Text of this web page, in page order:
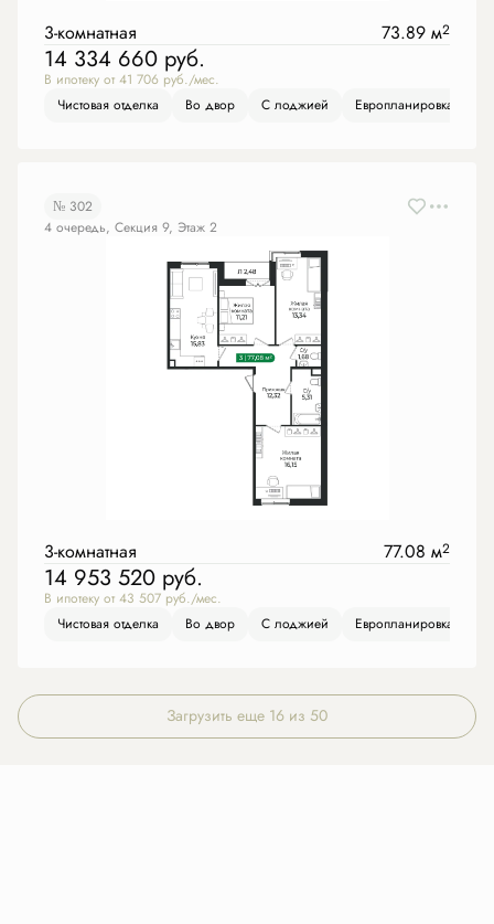
3-комнатная 73.89 м2
14 334 660 руб.
В ипотеку от 41 706 руб./мес.
Чистовая отделка
Во двор С лоджией Европланировка
№ 302
4 очередь, Секция 9, Этаж 2
3-комнатная 77.08 м2
14 953 520 руб.
В ипотеку от 43 507 руб./мес.
Чистовая отделка
Во двор С лоджией Европланировка
Загрузить еще 16 из 50